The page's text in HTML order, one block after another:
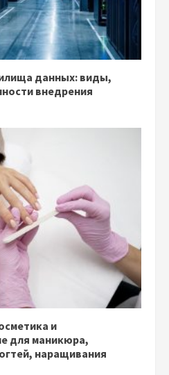
данных: виды,
внедрения
и
для маникюра,
наращивания